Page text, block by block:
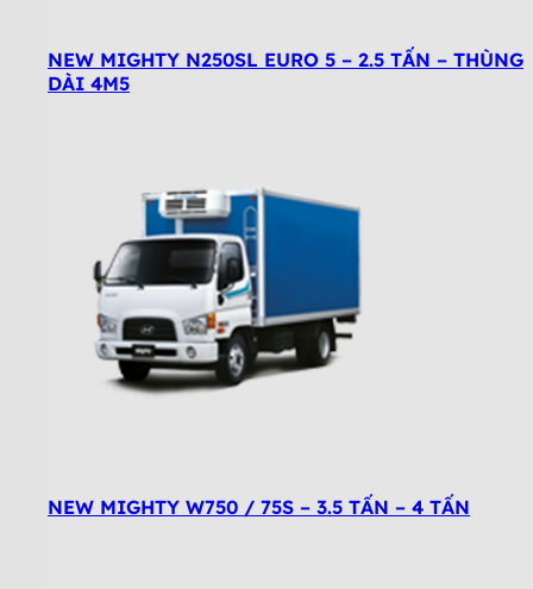
NEW MIGHTY N250SL EURO 5 – 2.5 TẤN – THÙNG
DÀI 4M5
NEW MIGHTY W750 / 75S – 3.5 TẤN – 4 TẤN